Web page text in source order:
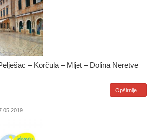
– Korčula – Mljet – Dolina Neretve
Opširnije...